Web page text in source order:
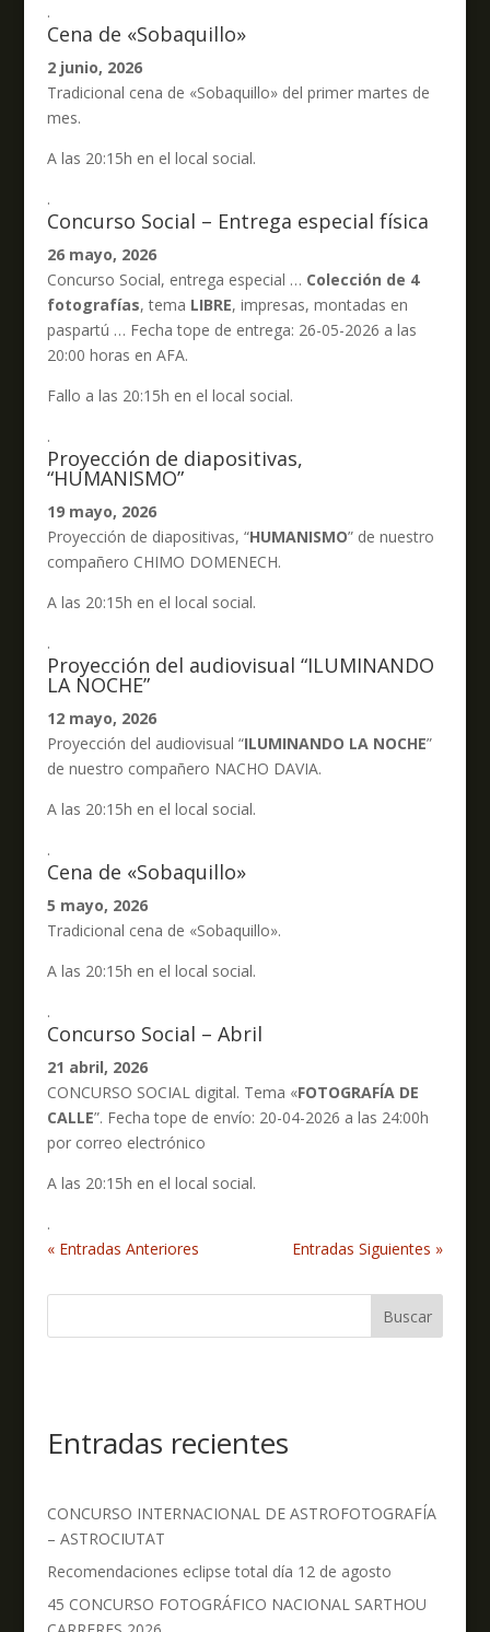
.
Cena de «Sobaquillo»
2 junio, 2026
Tradicional cena de «Sobaquillo» del primer martes de
mes.
A las 20:15h en el local social.
.
Concurso Social – Entrega especial física
26 mayo, 2026
Concurso Social, entrega especial … Colección de 4
fotografías, tema LIBRE, impresas, montadas en
paspartú … Fecha tope de entrega: 26-05-2026 a las
20:00 horas en AFA.
Fallo a las 20:15h en el local social.
.
Proyección de diapositivas,
“HUMANISMO”
19 mayo, 2026
Proyección de diapositivas, “HUMANISMO” de nuestro
compañero CHIMO DOMENECH.
A las 20:15h en el local social.
.
Proyección del audiovisual “ILUMINANDO
LA NOCHE”
12 mayo, 2026
Proyección del audiovisual “ILUMINANDO LA NOCHE”
de nuestro compañero NACHO DAVIA.
A las 20:15h en el local social.
.
Cena de «Sobaquillo»
5 mayo, 2026
Tradicional cena de «Sobaquillo».
A las 20:15h en el local social.
.
Concurso Social – Abril
21 abril, 2026
CONCURSO SOCIAL digital. Tema «FOTOGRAFÍA DE
CALLE”. Fecha tope de envío: 20-04-2026 a las 24:00h
por correo electrónico
A las 20:15h en el local social.
.
« Entradas Anteriores
Entradas Siguientes »
Buscar
Entradas recientes
CONCURSO INTERNACIONAL DE ASTROFOTOGRAFÍA
– ASTROCIUTAT
Recomendaciones eclipse total día 12 de agosto
45 CONCURSO FOTOGRÁFICO NACIONAL SARTHOU